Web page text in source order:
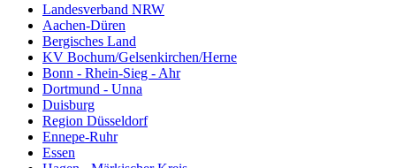
Landesverband NRW
Aachen-Düren
Bergisches Land
KV Bochum/Gelsenkirchen/Herne
Bonn - Rhein-Sieg - Ahr
Dortmund - Unna
Duisburg
Region Düsseldorf
Ennepe-Ruhr
Essen